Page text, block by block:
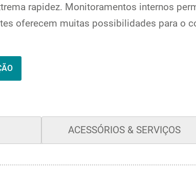
rapidez. Monitoramentos internos
oferecem muitas possibilidades para o
ACESSÓRIOS & SERVIÇOS